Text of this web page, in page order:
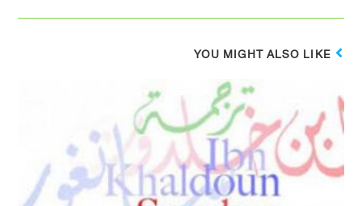
YOU MIGHT ALSO LIKE